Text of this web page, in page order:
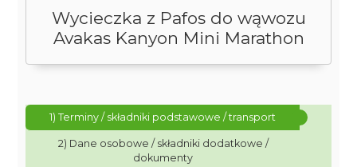
Wycieczka z Pafos do wąwozu
Avakas Kanyon Mini Marathon
1) Terminy / składniki podstawowe / transport
2) Dane osobowe / składniki dodatkowe /
dokumenty